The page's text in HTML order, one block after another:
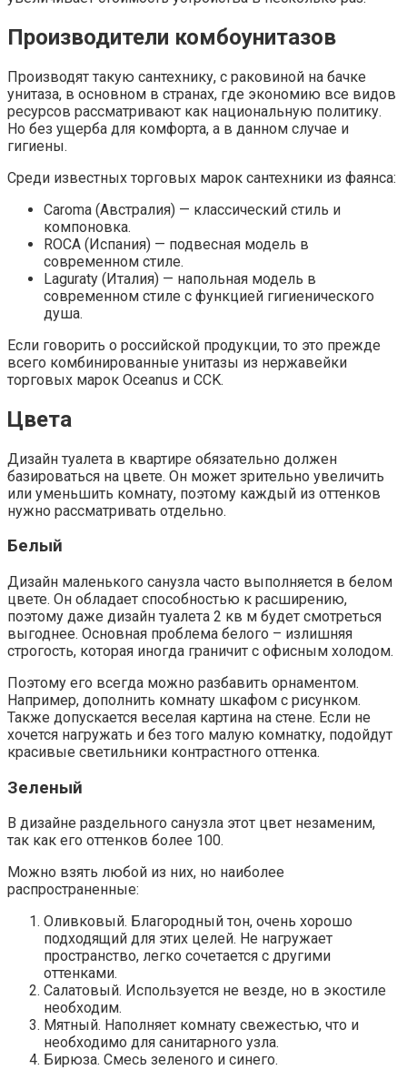
Производители комбоунитазов
Производят такую сантехнику, с раковиной на бачке
унитаза, в основном в странах, где экономию все видов
ресурсов рассматривают как национальную политику.
Но без ущерба для комфорта, а в данном случае и
гигиены.
Среди известных торговых марок сантехники из фаянса:
Caroma (Австралия) — классический стиль и
компоновка.
ROCA (Испания) — подвесная модель в
современном стиле.
Laguraty (Италия) — напольная модель в
современном стиле с функцией гигиенического
душа.
Если говорить о российской продукции, то это прежде
всего комбинированные унитазы из нержавейки
торговых марок Oceanus и CCK.
Цвета
Дизайн туалета в квартире обязательно должен
базироваться на цвете. Он может зрительно увеличить
или уменьшить комнату, поэтому каждый из оттенков
нужно рассматривать отдельно.
Белый
Дизайн маленького санузла часто выполняется в белом
цвете. Он обладает способностью к расширению,
поэтому даже дизайн туалета 2 кв м будет смотреться
выгоднее. Основная проблема белого – излишняя
строгость, которая иногда граничит с офисным холодом.
Поэтому его всегда можно разбавить орнаментом.
Например, дополнить комнату шкафом с рисунком.
Также допускается веселая картина на стене. Если не
хочется нагружать и без того малую комнатку, подойдут
красивые светильники контрастного оттенка.
Зеленый
В дизайне раздельного санузла этот цвет незаменим,
так как его оттенков более 100.
Можно взять любой из них, но наиболее
распространенные:
Оливковый. Благородный тон, очень хорошо
подходящий для этих целей. Не нагружает
пространство, легко сочетается с другими
оттенками.
Салатовый. Используется не везде, но в экостиле
необходим.
Мятный. Наполняет комнату свежестью, что и
необходимо для санитарного узла.
Бирюза. Смесь зеленого и синего.